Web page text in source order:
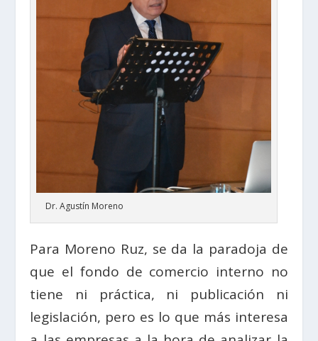
Dr. Agustín Moreno
Para Moreno Ruz, se da la paradoja de
que el fondo de comercio interno no
tiene ni práctica, ni publicación ni
legislación, pero es lo que más interesa